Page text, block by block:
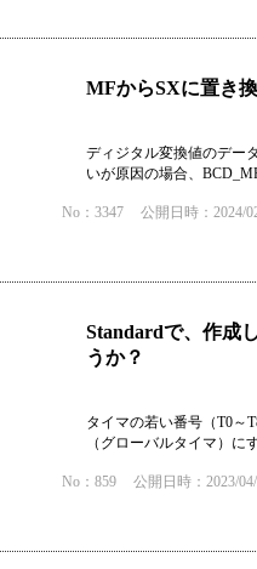
MFからSXに置き
ディジタル変換値のデー
いが原因の場合、
No：3347 公開日時：2024/
Standardで、作成
うか？
タイマの若い番号（T0～
（グローバルタイマ）に
No：859 公開日時：2023/